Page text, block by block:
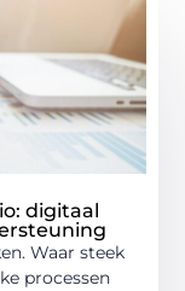
digitaal
Waar steek
processen